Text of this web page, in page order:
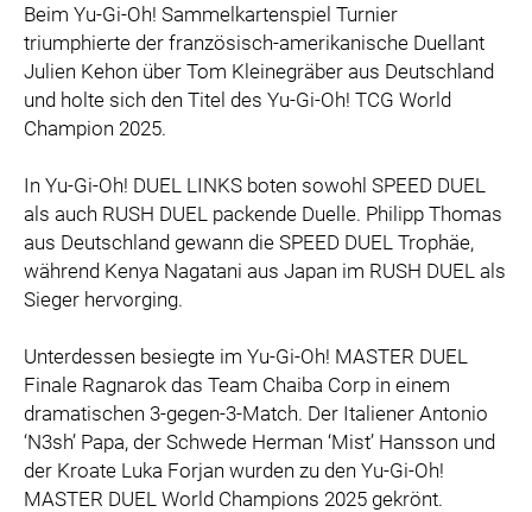
Beim Yu-Gi-Oh! Sammelkartenspiel Turnier
triumphierte der französisch-amerikanische Duellant
Julien Kehon über Tom Kleinegräber aus Deutschland
und holte sich den Titel des Yu-Gi-Oh! TCG World
Champion 2025.
In Yu-Gi-Oh! DUEL LINKS boten sowohl SPEED DUEL
als auch RUSH DUEL packende Duelle. Philipp Thomas
aus Deutschland gewann die SPEED DUEL Trophäe,
während Kenya Nagatani aus Japan im RUSH DUEL als
Sieger hervorging.
Unterdessen besiegte im Yu-Gi-Oh! MASTER DUEL
Finale Ragnarok das Team Chaiba Corp in einem
dramatischen 3-gegen-3-Match. Der Italiener Antonio
‘N3sh’ Papa, der Schwede Herman ‘Mist’ Hansson und
der Kroate Luka Forjan wurden zu den Yu-Gi-Oh!
MASTER DUEL World Champions 2025 gekrönt.